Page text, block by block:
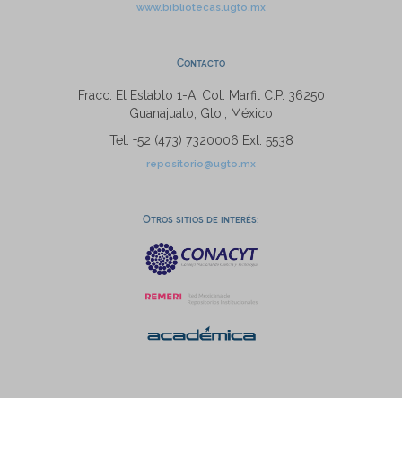
www.bibliotecas.ugto.mx
Contacto
Fracc. El Establo 1-A, Col. Marfil C.P. 36250
Guanajuato, Gto., México
Tel: +52 (473) 7320006 Ext. 5538
repositorio@ugto.mx
Otros sitios de interés: